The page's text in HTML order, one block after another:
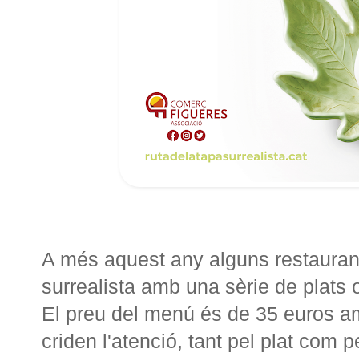
A més aquest any alguns
surrealista amb una sèrie de plats
El preu del menú és de 35 euros
criden l'atenció, tant pel plat com